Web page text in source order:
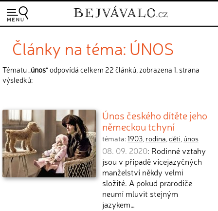
Články na téma: ÚNOS
Tématu „únos“ odpovídá celkem 22 článků, zobrazena 1. strana
výsledků:
Únos českého dítěte jeho
německou tchyní
témata:1903, rodina,děti, únos
08. 09. 2020: Rodinné vztahy
jsou v případě vícejazyčných
manželství někdy velmi
složité. A pokud prarodiče
neumí mluvit stejným
jazykem…